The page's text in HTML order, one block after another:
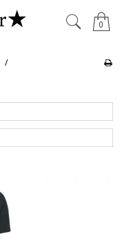
0
/